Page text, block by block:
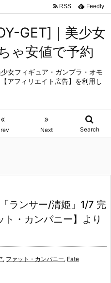
GET]｜美少女
ゃ安値で予約
女フィギュア・ガンプラ・オモ
アフィリエイト広告】を利用し
« »
Next Search
RSS Feedly
ランサー/清姫」1/7 完
・カンパニー】より
, ファット・カンパニー, Fate